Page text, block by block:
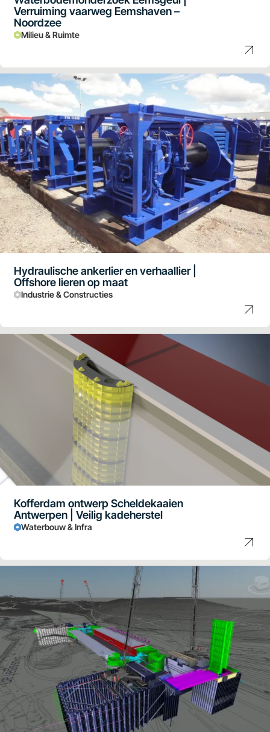
Verruiming vaarweg Eemshaven –
Noordzee
Milieu & Ruimte
Hydraulische ankerlier en verhaallier |
Offshore lieren op maat
Industrie & Constructies
Kofferdam ontwerp Scheldekaaien
Antwerpen | Veilig kadeherstel
Waterbouw & Infra